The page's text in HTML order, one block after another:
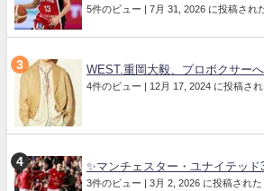
5件のビュー 7月 31, 2026 に投稿され
WEST.重岡大毅、プロボクサーへ
4件のビュー 12月 17, 2024 に投稿され
✨マンチェスター・ユナイテッド
3件のビュー 3月 2, 2026 に投稿された